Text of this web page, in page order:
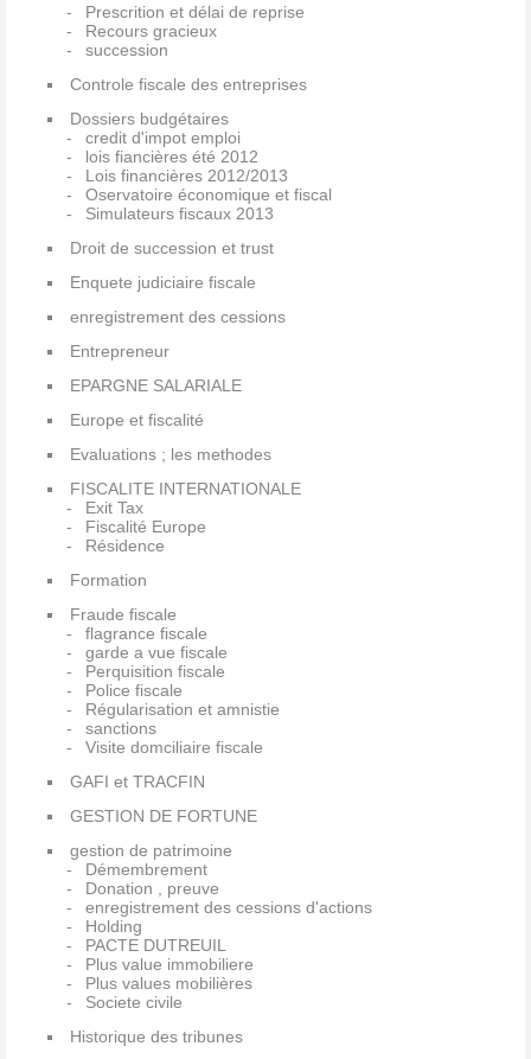
Prescrition et délai de reprise
Recours gracieux
succession
Controle fiscale des entreprises
Dossiers budgétaires
credit d'impot emploi
lois fiancières été 2012
Lois financières 2012/2013
Oservatoire économique et fiscal
Simulateurs fiscaux 2013
Droit de succession et trust
Enquete judiciaire fiscale
enregistrement des cessions
Entrepreneur
EPARGNE SALARIALE
Europe et fiscalité
Evaluations ; les methodes
FISCALITE INTERNATIONALE
Exit Tax
Fiscalité Europe
Résidence
Formation
Fraude fiscale
flagrance fiscale
garde a vue fiscale
Perquisition fiscale
Police fiscale
Régularisation et amnistie
sanctions
Visite domciliaire fiscale
GAFI et TRACFIN
GESTION DE FORTUNE
gestion de patrimoine
Démembrement
Donation , preuve
enregistrement des cessions d'actions
Holding
PACTE DUTREUIL
Plus value immobiliere
Plus values mobilières
Societe civile
Historique des tribunes